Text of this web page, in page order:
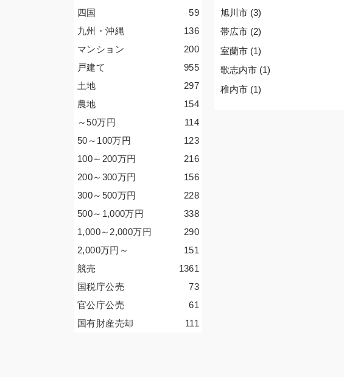
旭川市 (3)
帯広市 (2)
室蘭市 (1)
歌志内市 (1)
稚内市 (1)
59
四国
136
九州・沖縄
200
マンション
955
戸建て
297
土地
154
農地
114
～50万円
123
50～100万円
216
100～200万円
156
200～300万円
228
300～500万円
338
500～1,000万円
290
1,000～2,000万円
151
2,000万円 ～
1361
競売
73
国税庁公売
61
官公庁公売
111
国有財産売却